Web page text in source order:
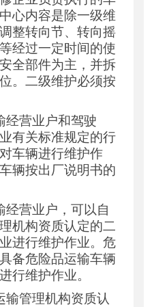
心内容是除一级维
整转向节、转向摇
经过一定时间的使
全部件为主，并拆
。二级维护必须按
经营业户和驾驶
有关标准规定的行
车辆进行维护作
辆按出厂说明书的
经营业户，可以自
机构资质认定的二
进行维护作业。危
备危险品运输车辆
行维护作业。
输管理机构资质认